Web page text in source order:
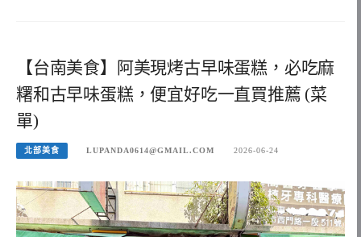
【台南美食】阿美現烤古早味蛋糕，必吃麻
糬和古早味蛋糕，便宜好吃一直買推薦 (菜
單)
北部美食 LUPANDA0614@GMAIL.COM 2026-06-24